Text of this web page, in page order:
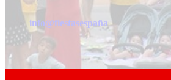
info@fiestasespaña